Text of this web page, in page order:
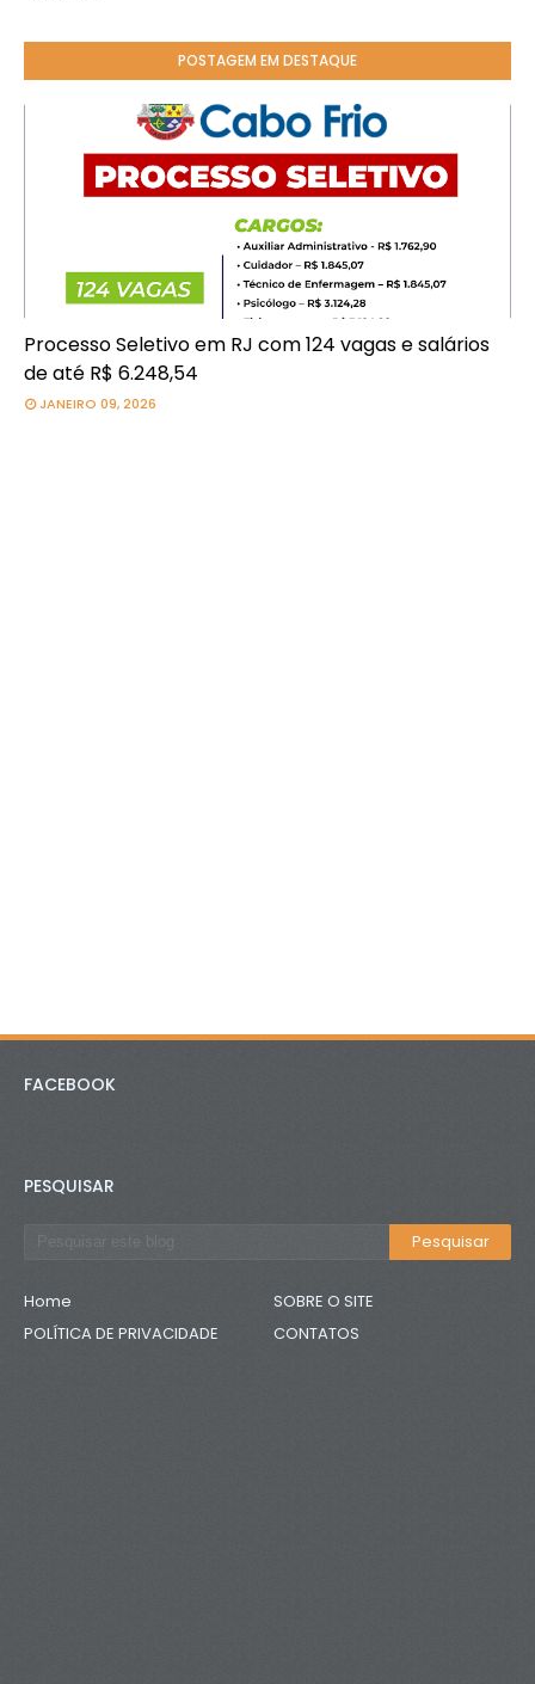
POSTAGEM EM DESTAQUE
Processo Seletivo em RJ com 124 vagas e salários
de até R$ 6.248,54
JANEIRO 09, 2026
FACEBOOK
PESQUISAR
Home
SOBRE O SITE
POLÍTICA DE PRIVACIDADE
CONTATOS